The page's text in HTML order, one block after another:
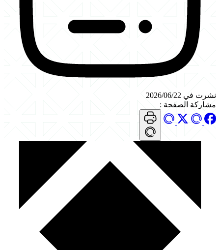
نشرت في 2026/06/22
مشاركة الصفحة :